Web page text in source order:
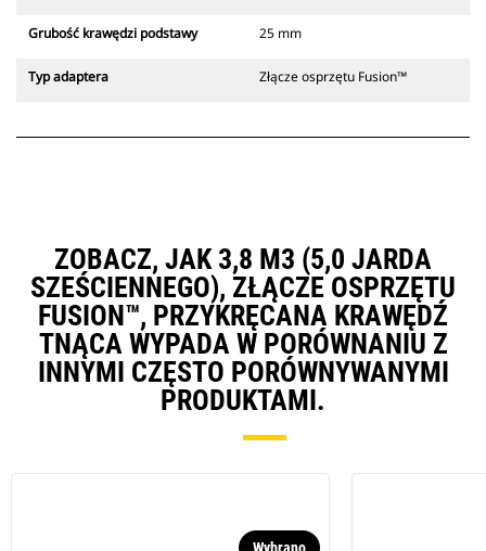
Grubość krawędzi podstawy 25 mm
Typ adaptera Złącze osprzętu Fusion™
ZOBACZ, JAK 3,8 M3 (5,0 JARDA
SZEŚCIENNEGO), ZŁĄCZE OSPRZĘTU
FUSION™, PRZYKRĘCANA KRAWĘDŹ
TNĄCA WYPADA W PORÓWNANIU Z
INNYMI CZĘSTO PORÓWNYWANYMI
PRODUKTAMI.